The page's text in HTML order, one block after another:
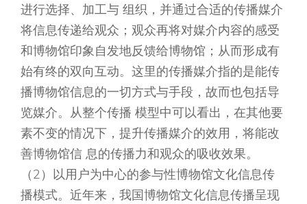
进行选择、加工与 组织，并通过合适的传播媒介
将信息传递给观众；观众再将对媒介内容的感受
和博物馆印象自发地反馈给博物馆；从而形成有
始有终的双向互动。这里的传播媒介指的是能传
播博物馆信息的一切方式与手段，故而也包括导
览媒介。从整个传播 模型中可以看出，在其他要
素不变的情况下，提升传播媒介的效用，将能改
善博物馆信 息的传播力和观众的吸收效果。
（2）以用户为中心的参与性博物馆文化信息传
播模式。近年来，我国博物馆文化信息传播呈现